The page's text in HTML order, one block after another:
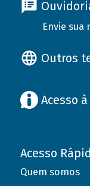
Envie sua
Outros
Acesso
Acesso
Quem somos